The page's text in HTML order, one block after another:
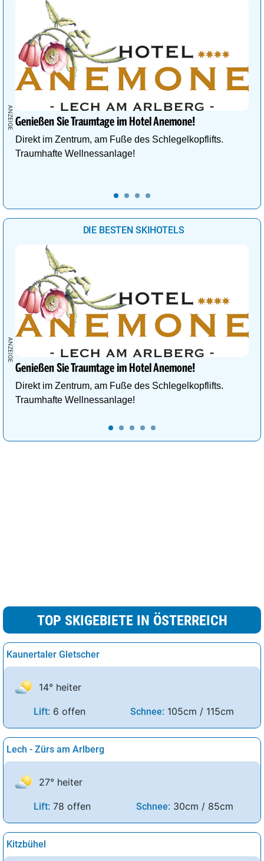
Genießen Sie Traumtage im Hotel Anemone!
Direkt im Zentrum, am Fuße des Schlegelkopflifts.
Traumhafte Wellnessanlage!
DIE BESTEN SKIHOTELS
Genießen Sie Traumtage im Hotel Anemone!
Direkt im Zentrum, am Fuße des Schlegelkopflifts.
Traumhafte Wellnessanlage!
TOP SKIGEBIETE IN ÖSTERREICH
Kaunertaler Gletscher
14° heiter
Lift: 6 offen Schnee: 105cm / 115cm
Lech - Zürs am Arlberg
27° heiter
Lift: 78 offen Schnee: 30cm / 85cm
Kitzbühel